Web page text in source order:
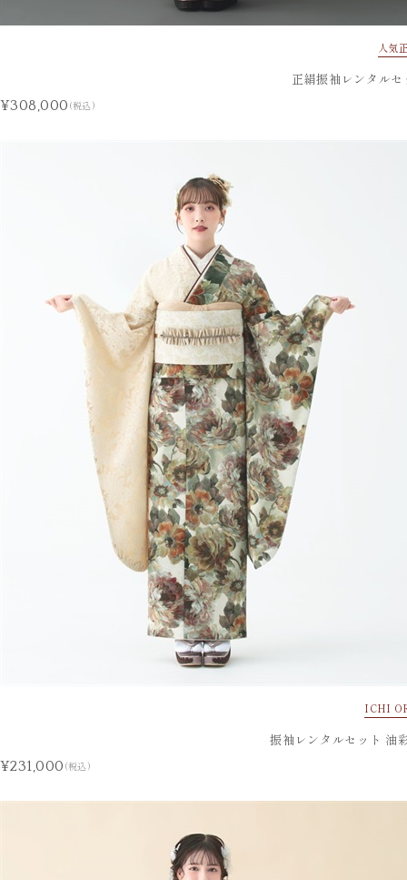
人気
正絹振袖レンタル
¥308,000 (税込)
ICHI
振袖レンタルセット 油
¥231,000 (税込)